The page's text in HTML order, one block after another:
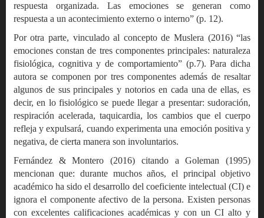
respuesta organizada. Las emociones se generan como
respuesta a un acontecimiento externo o interno” (p. 12).
Por otra parte, vinculado al concepto de Muslera (2016) “las
emociones constan de tres componentes principales: naturaleza
fisiológica, cognitiva y de comportamiento” (p.7). Para dicha
autora se componen por tres componentes además de resaltar
algunos de sus principales y notorios en cada una de ellas, es
decir, en lo fisiológico se puede llegar a presentar: sudoración,
respiración acelerada, taquicardia, los cambios que el cuerpo
refleja y expulsará, cuando experimenta una emoción positiva y
negativa, de cierta manera son involuntarios.
Fernández & Montero (2016) citando a Goleman (1995)
mencionan que: durante muchos años, el principal objetivo
académico ha sido el desarrollo del coeficiente intelectual (CI) e
ignora el componente afectivo de la persona. Existen personas
con excelentes calificaciones académicas y con un CI alto y